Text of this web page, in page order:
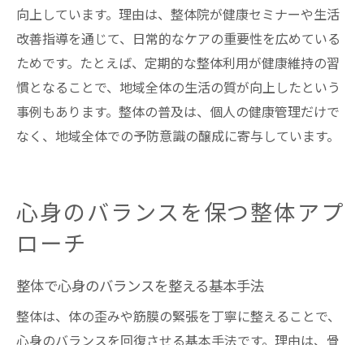
向上しています。理由は、整体院が健康セミナーや生活
改善指導を通じて、日常的なケアの重要性を広めている
ためです。たとえば、定期的な整体利用が健康維持の習
慣となることで、地域全体の生活の質が向上したという
事例もあります。整体の普及は、個人の健康管理だけで
なく、地域全体での予防意識の醸成に寄与しています。
心身のバランスを保つ整体アプ
ローチ
整体で心身のバランスを整える基本手法
整体は、体の歪みや筋膜の緊張を丁寧に整えることで、
心身のバランスを回復させる基本手法です。理由は、骨